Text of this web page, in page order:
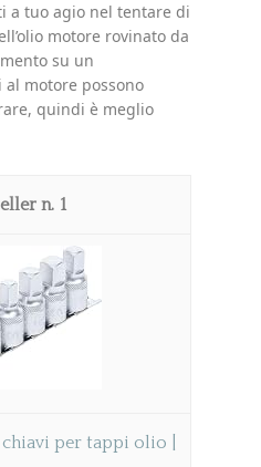
a tuo agio nel tentare di
motore rovinato da
su un
motore possono
quindi è meglio
1
chiavi per tappi olio |